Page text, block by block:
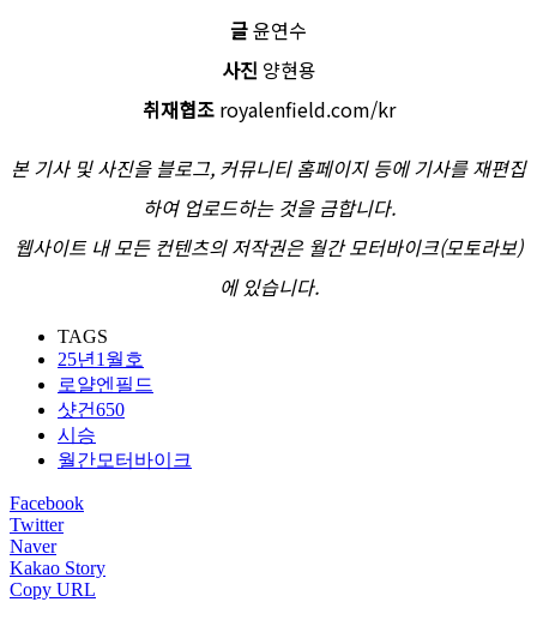
글윤연수
사진 양현용
취재협조 royalenfield.com/kr
본 기사 및 사진을 블로그, 커뮤니티 홈페이지 등에 기사를 재편집
하여 업로드하는 것을 금합니다.
웹사이트 내 모든 컨텐츠의 저작권은 월간 모터바이크(모토라보)
에 있습니다.
TAGS
25년1월호
로얄엔필드
샷건650
시승
월간모터바이크
Facebook
Twitter
Naver
Kakao Story
Copy URL